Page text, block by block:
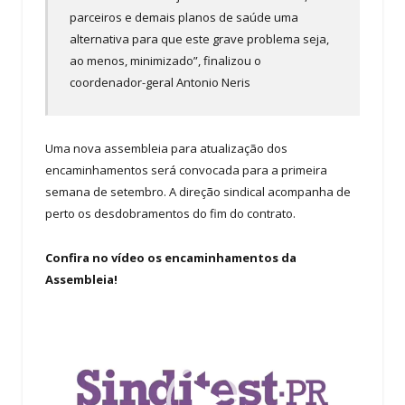
parceiros e demais planos de saúde uma
alternativa para que este grave problema seja,
ao menos, minimizado”, finalizou o
coordenador-geral Antonio Neris
Uma nova assembleia para atualização dos
encaminhamentos será convocada para a primeira
semana de setembro. A direção sindical acompanha de
perto os desdobramentos do fim do contrato.
Confira no vídeo os encaminhamentos da
Assembleia!